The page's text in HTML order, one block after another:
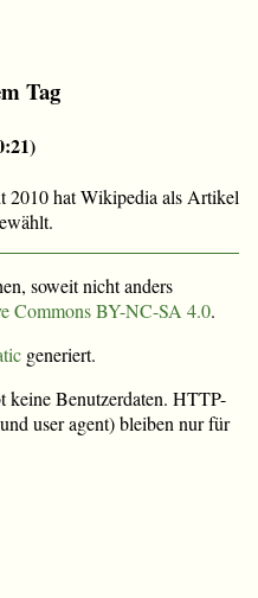
Tag
)
2010 hat Wikipedia als Artikel
soweit nicht anders
Commons BY-NC-SA 4.0.
generiert.
keine Benutzerdaten. HTTP-
user agent) bleiben nur für